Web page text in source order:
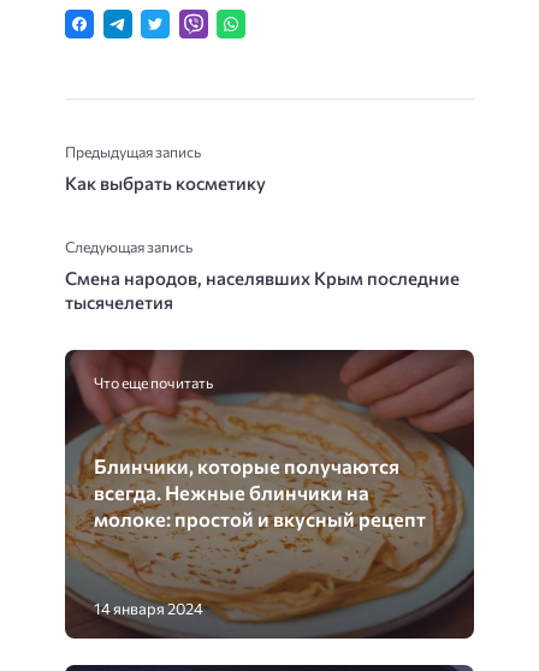
Предыдущая запись
Как выбрать косметику
Следующая запись
Смена народов, населявших Крым последние
тысячелетия
Что еще почитать
Блинчики, которые получаются
всегда. Нежные блинчики на
молоке: простой и вкусный рецепт
14 января 2024